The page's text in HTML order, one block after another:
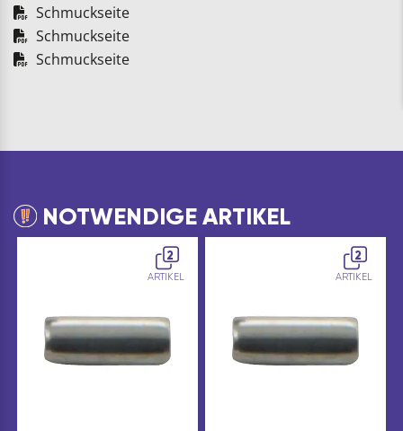
Schmuckseite
Schmuckseite
Schmuckseite
NOTWENDIGE ARTIKEL
2
ARTIKEL
2
ARTIKEL